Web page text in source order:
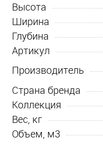
Высота
Ширина
Глубина
Артикул
Производитель
Страна бренда
Коллекция
Вес, кг
Объем, м3